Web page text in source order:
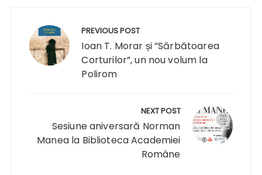
articole
PREVIOUS POST
Ioan T. Morar și ”Sărbătoarea
Corturilor”, un nou volum la
Polirom
NEXT POST
Sesiune aniversară Norman
Manea la Biblioteca Academiei
Române